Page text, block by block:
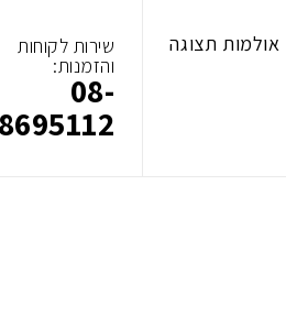
אולמות תצוגה שירות לקוחות
והזמנות:
08-
8695112